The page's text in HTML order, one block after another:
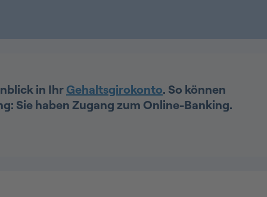
in Ihr Gehaltsgirokonto. So können
Sie haben Zugang zum Online-Banking.